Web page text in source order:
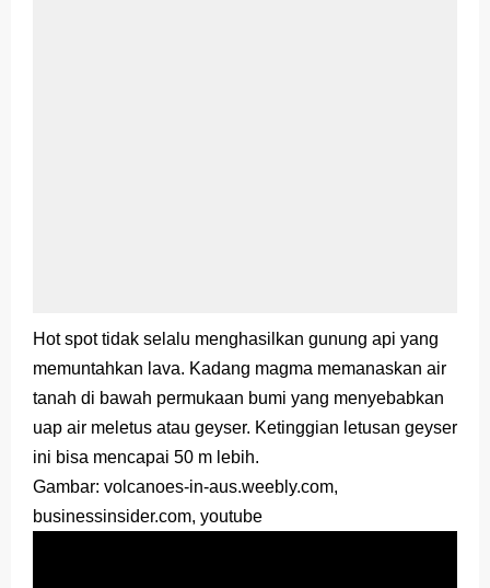
Hot spot tidak selalu menghasilkan gunung api yang
memuntahkan lava. Kadang magma memanaskan air
tanah di bawah permukaan bumi yang menyebabkan
uap air meletus atau geyser. Ketinggian letusan geyser
ini bisa mencapai 50 m lebih.
Gambar: volcanoes-in-aus.weebly.com,
businessinsider.com, youtube